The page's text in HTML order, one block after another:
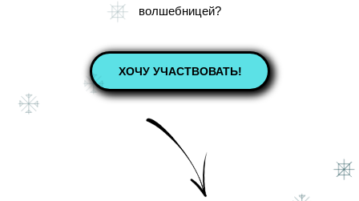
волшебницей?
ХОЧУ УЧАСТВОВАТЬ!